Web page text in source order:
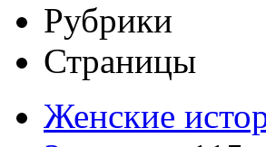
Рубрики
Страницы
Женские